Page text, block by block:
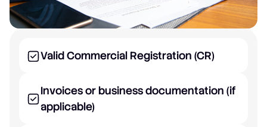
Valid Commercial Registration (CR)
Invoices or business documentation (if
applicable)